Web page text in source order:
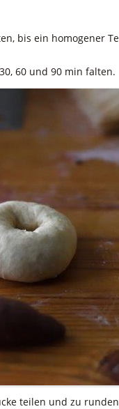
bis ein homogener
60 und 90 min falten.
teilen und zu